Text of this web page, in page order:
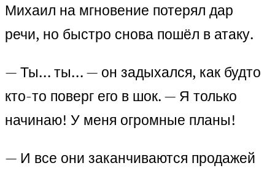
Михаил на мгновение потерял дар
речи, но быстро снова пошёл в атаку.
— Ты… ты… — он задыхался, как будто
кто-то поверг его в шок. — Я только
начинаю! У меня огромные планы!
— И все они заканчиваются продажей